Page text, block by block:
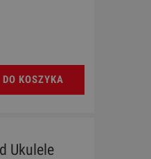
DO KOSZYKA
Ukulele